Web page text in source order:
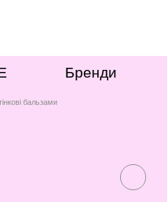
Бренди
бальзами